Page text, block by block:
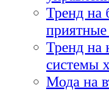
Тренд на
приятные
Тренд на
системы
Мода на